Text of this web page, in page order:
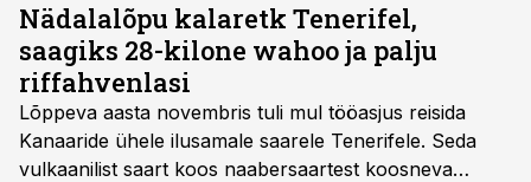
Nädalalõpu kalaretk Tenerifel,
saagiks 28-kilone wahoo ja palju
riffahvenlasi
Lõppeva aasta novembris tuli mul tööasjus reisida
Kanaaride ühele ilusamale saarele Tenerifele. Seda
vulkaanilist saart koos naabersaartest koosneva